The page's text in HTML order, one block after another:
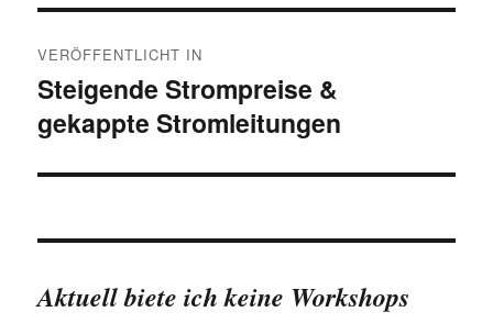
VERÖFFENTLICHT IN
Steigende Strompreise &
gekappte Stromleitungen
Aktuell biete ich keine Workshops